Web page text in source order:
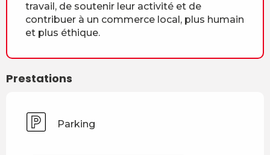
travail, de soutenir leur activité et de
contribuer à un commerce local, plus humain
et plus éthique.
Prestations
Parking